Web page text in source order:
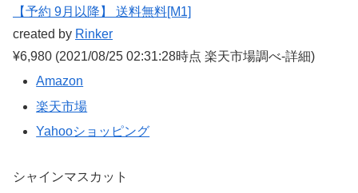
【予約 9月以降】 送料無料[M1]
created by Rinker
¥6,980 (2021/08/25 02:31:28時点 楽天市場調べ-詳細)
Amazon
楽天市場
Yahooショッピング
シャインマスカット